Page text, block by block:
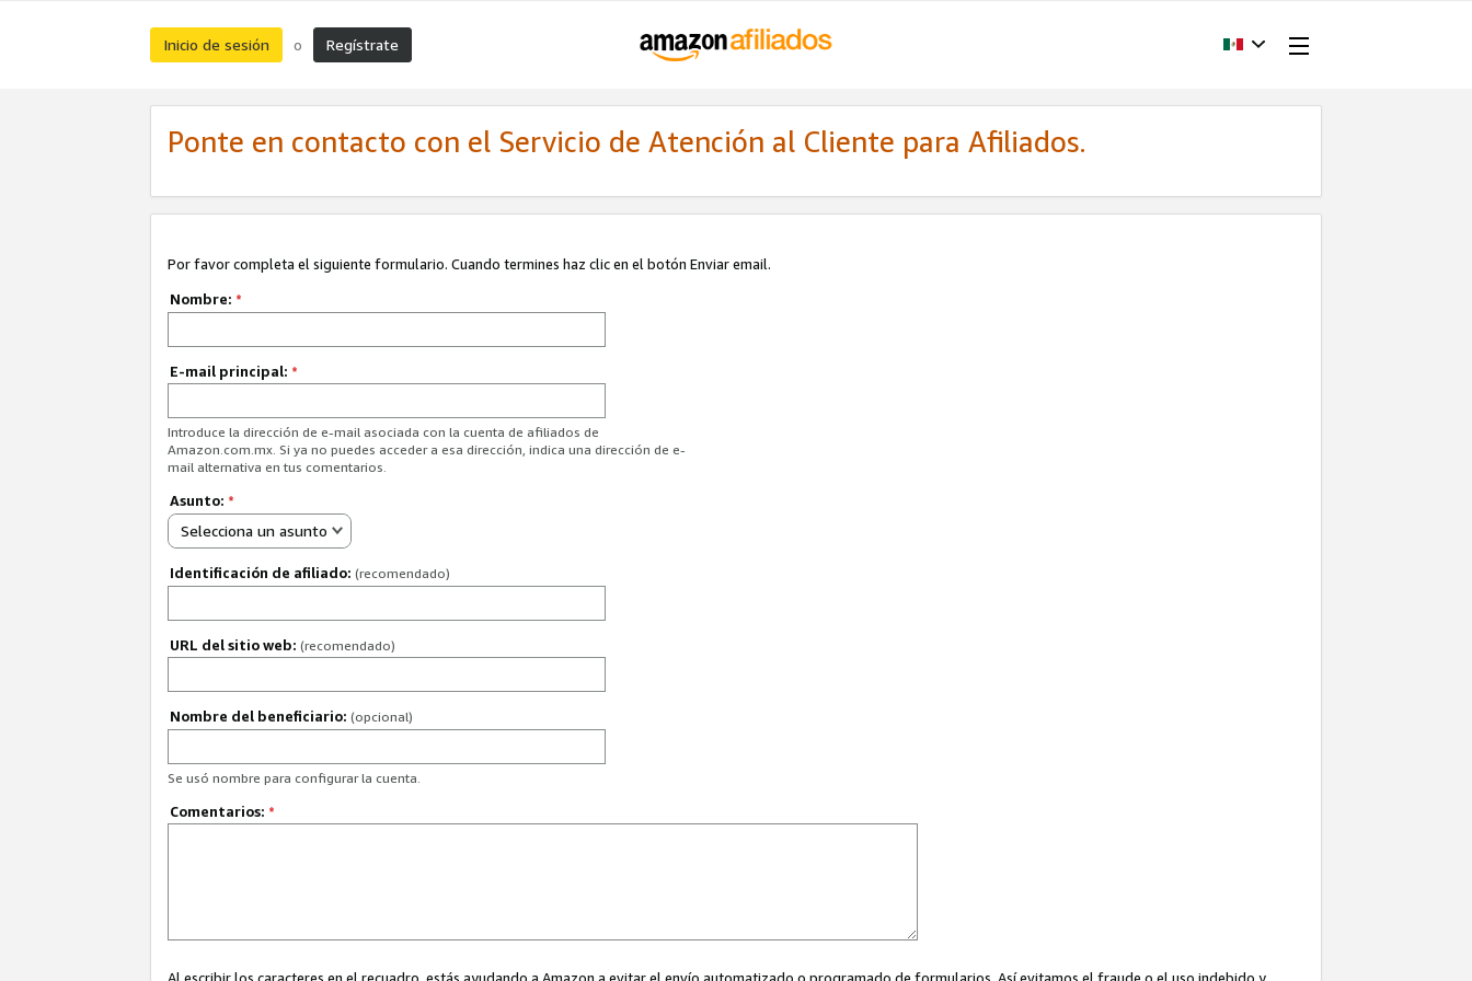
Inicio de sesión o Regístrate
Ponte en contacto con el Servicio de Atención al Cliente para Afiliados.
Por favor completa el siguiente formulario. Cuando termines haz clic en el botón Enviar email.
Nombre: *
E-mail principal: *
Introduce la dirección de e-mail asociada con la cuenta de afiliados de
Amazon.com.mx. Si ya no puedes acceder a esa dirección, indica una dirección de e-
mail alternativa en tus comentarios.
Asunto: *
Selecciona un asunto
Identificación de afiliado: (recomendado)
URL del sitio web: (recomendado)
Nombre del beneficiario: (opcional)
Se usó nombre para configurar la cuenta.
Comentarios: *